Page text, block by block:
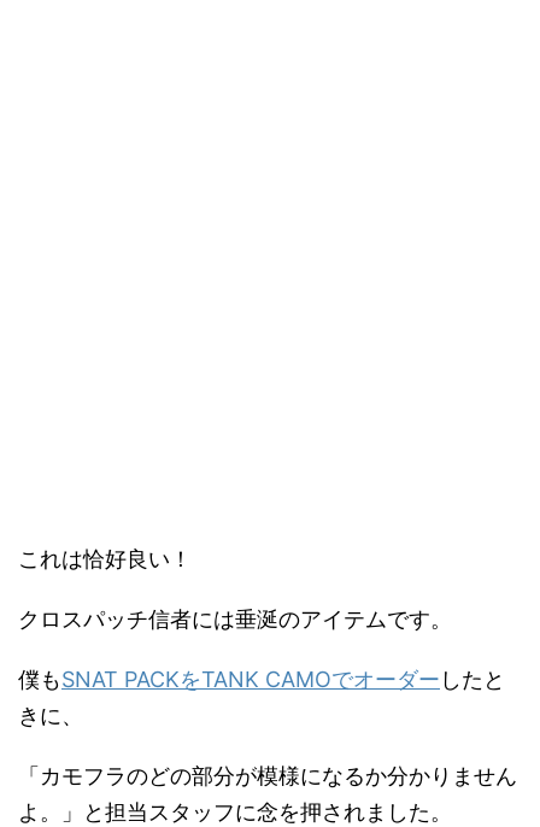
これは恰好良い！
クロスパッチ信者には垂涎のアイテムです。
僕もSNAT PACKをTANK CAMOでオーダー したと
きに、
「カモフラのどの部分が模様になるか分かりません
よ。」と担当スタッフに念を押されました。